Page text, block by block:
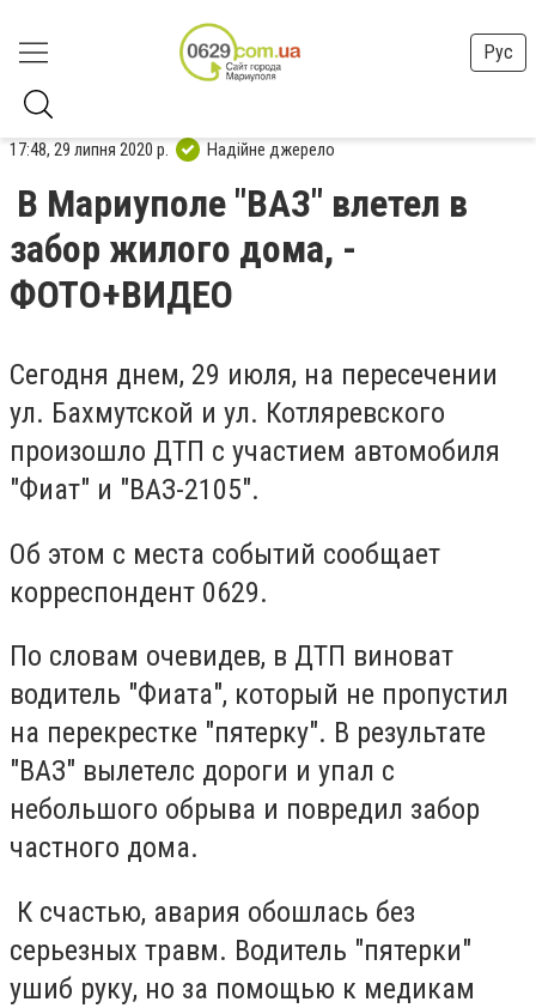
Рус
17:48, 29 липня 2020 р. Надійне джерело
В Мариуполе "ВАЗ" влетел в
забор жилого дома, -
ФОТО+ВИДЕО
Сегодня днем, 29 июля, на пересечении
ул. Бахмутской и ул. Котляревского
произошло ДТП с участием автомобиля
"Фиат" и "ВАЗ-2105".
Об этом с места событий сообщает
корреспондент 0629.
По словам очевидев, в ДТП виноват
водитель "Фиата", который не пропустил
на перекрестке "пятерку". В результате
"ВАЗ" вылетелс дороги и упал с
небольшого обрыва и повредил забор
частного дома.
К счастью, авария обошлась без
серьезных травм. Водитель "пятерки"
ушиб руку, но за помощью к медикам